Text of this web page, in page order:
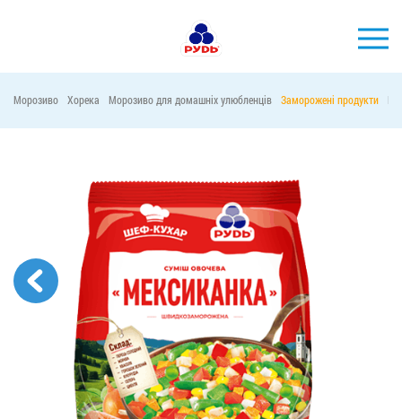
КОМПАНІЯ
СПОЖИВАЧАМ
АКЦІЇ
ПРЕС-ЦЕНТР
Тендерні закупівлі
Контакти
Морозиво Хорека Морозиво для домашніх улюбленців Заморожені продукти